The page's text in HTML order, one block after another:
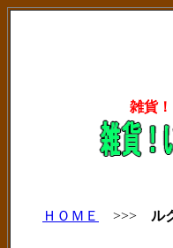
雑貨
ＨＯＭＥ >>> ル